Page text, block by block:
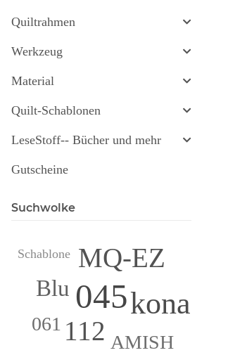
Quiltrahmen
Werkzeug
Material
Quilt-Schablonen
LeseStoff-- Bücher und mehr
Gutscheine
Suchwolke
045kona
MQ-EZ
112
Blu
AMISH
061
Schablone